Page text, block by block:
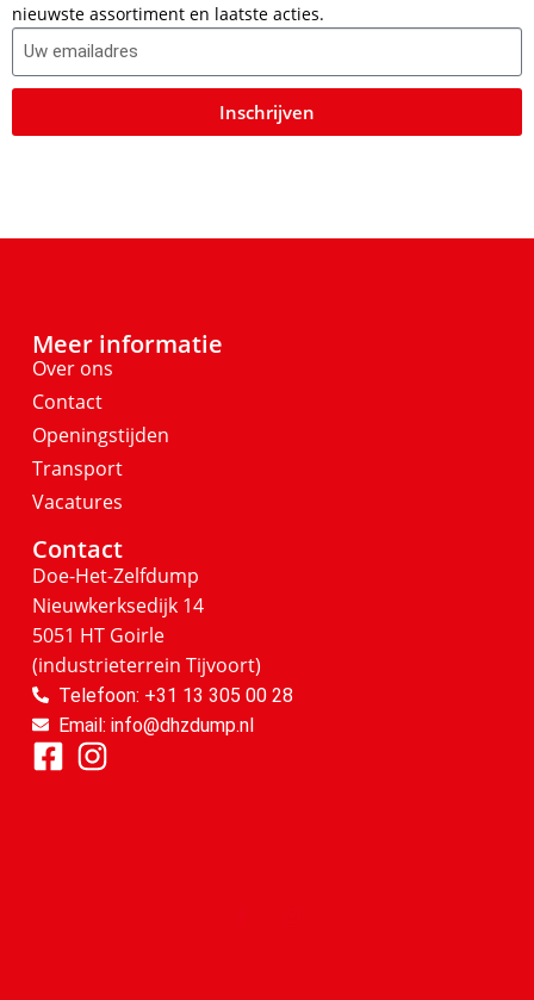
nieuwste assortiment en laatste acties.
Inschrijven
Meer informatie
Over ons
Contact
Openingstijden
Transport
Vacatures
Contact
Doe-Het-Zelfdump
Nieuwkerksedijk 14
5051 HT Goirle
(industrieterrein Tijvoort)
Telefoon: +31 13 305 00 28
Email: info@dhzdump.nl